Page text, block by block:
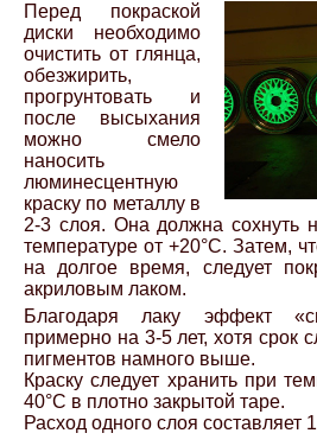
Перед покраской
диски необходимо
очистить от глянца,
обезжирить,
прогрунтовать и
после высыхания
можно смело
наносить
люминесцентную
краску по металлу в
2-3 слоя. Она должна сохнуть
температуре от +20°С. Затем,
на долгое время, следует
акриловым лаком.
Благодаря лаку эффект
примерно на 3-5 лет, хотя срок
пигментов намного выше.
Краску следует хранить при
40°С в плотно закрытой таре.
Расход одного слоя составляет